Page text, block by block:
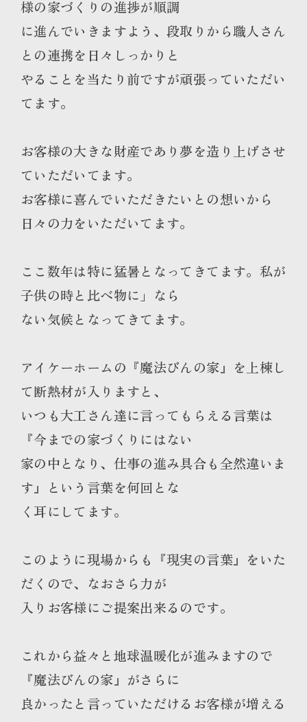
様の家づくりの進捗が順調
に進んでいきますよう、段取りから職人さん
との連携を日々しっかりと
やることを当たり前ですが頑張っていただい
てます。
お客様の大きな財産であり夢を造り上げさせ
ていただいてます。
お客様に喜んでいただきたいとの想いから
日々の力をいただいてます。
ここ数年は特に猛暑となってきてます。私が
子供の時と比べ物に」なら
ない気候となってきてます。
アイケーホームの『魔法びんの家』を上棟し
て断熱材が入りますと、
いつも大工さん達に言ってもらえる言葉は
『今までの家づくりにはない
家の中となり、仕事の進み具合も全然違いま
す』という言葉を何回とな
く耳にしてます。
このように現場からも『現実の言葉』をいた
だくので、なおさら力が
入りお客様にご提案出来るのです。
これから益々と地球温暖化が進みますので
『魔法びんの家』がさらに
良かったと言っていただけるお客様が増える